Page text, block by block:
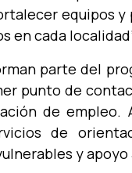
equipos
en cada
parte del
punto de
de empleo.
de
y